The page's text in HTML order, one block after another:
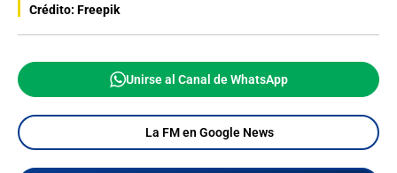
Crédito: Freepik
Unirse al Canal de WhatsApp
La FM en Google News